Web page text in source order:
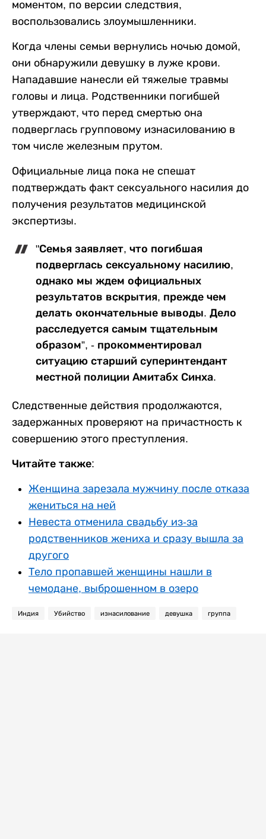
моментом, по версии следствия,
воспользовались злоумышленники.
Когда члены семьи вернулись ночью домой,
они обнаружили девушку в луже крови.
Нападавшие нанесли ей тяжелые травмы
головы и лица. Родственники погибшей
утверждают, что перед смертью она
подверглась групповому изнасилованию в
том числе железным прутом.
Официальные лица пока не спешат
подтверждать факт сексуального насилия до
получения результатов медицинской
экспертизы.
"Семья заявляет, что погибшая
подверглась сексуальному насилию,
однако мы ждем официальных
результатов вскрытия, прежде чем
делать окончательные выводы. Дело
расследуется самым тщательным
образом”, - прокомментировал
ситуацию старший суперинтендант
местной полиции Амитабх Синха.
Следственные действия продолжаются,
задержанных проверяют на причастность к
совершению этого преступления.
Читайте также:
Женщина зарезала мужчину после отказа
жениться на ней
Невеста отменила свадьбу из-за
родственников жениха и сразу вышла за
другого
Тело пропавшей женщины нашли в
чемодане, выброшенном в озеро
Индия Убийство изнасилование девушка группа